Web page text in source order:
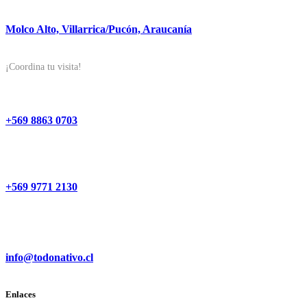
Molco Alto, Villarrica/Pucón, Araucanía
¡Coordina tu visita!
+569 8863 0703
+569 9771 2130
info@todonativo.cl
Enlaces